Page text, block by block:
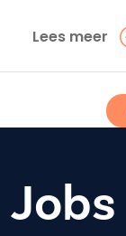
Lees meer
Jobs